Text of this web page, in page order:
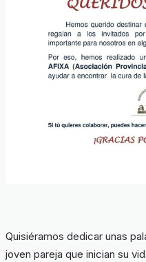
Quisiéramos dedicar unas
joven pareja que inician su